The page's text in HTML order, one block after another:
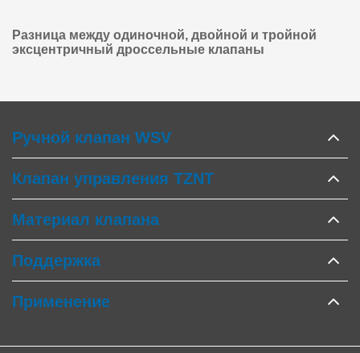
Разница между одиночной, двойной и тройной
эксцентричный дроссельные клапаны
Ручной клапан WSV
Клапан управления TZNT
Материал клапана
Поддержка
Применение